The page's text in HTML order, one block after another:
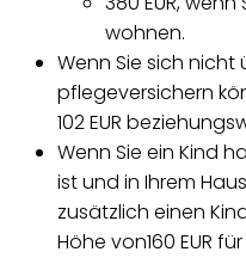
wohnen.
Wenn Sie sich nicht
pflegeversichern
102 EUR
Wenn Sie ein Kind
ist und in Ihrem
zusätzlich einen
Höhe von160 EUR